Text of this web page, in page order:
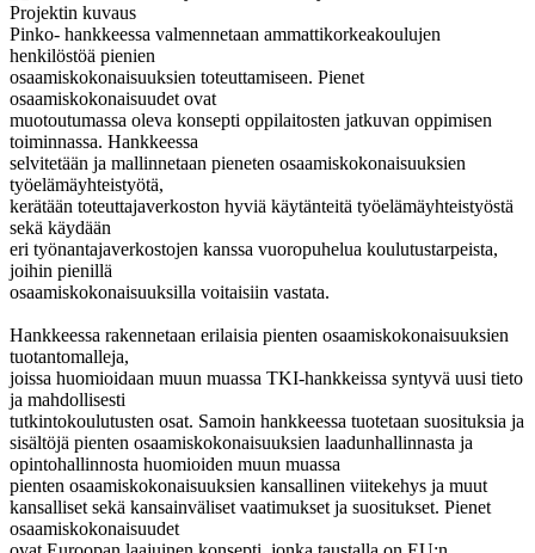
Projektin kuvaus
Pinko- hankkeessa valmennetaan ammattikorkeakoulujen
henkilöstöä pienien
osaamiskokonaisuuksien toteuttamiseen. Pienet
osaamiskokonaisuudet ovat
muotoutumassa oleva konsepti oppilaitosten jatkuvan oppimisen
toiminnassa. Hankkeessa
selvitetään ja mallinnetaan pieneten osaamiskokonaisuuksien
työelämäyhteistyötä,
kerätään toteuttajaverkoston hyviä käytänteitä työelämäyhteistyöstä
sekä käydään
eri työnantajaverkostojen kanssa vuoropuhelua koulutustarpeista,
joihin pienillä
osaamiskokonaisuuksilla voitaisiin vastata.
Hankkeessa rakennetaan erilaisia pienten osaamiskokonaisuuksien
tuotantomalleja,
joissa huomioidaan muun muassa TKI-hankkeissa syntyvä uusi tieto
ja mahdollisesti
tutkintokoulutusten osat. Samoin hankkeessa tuotetaan suosituksia ja
sisältöjä pienten osaamiskokonaisuuksien laadunhallinnasta ja
opintohallinnosta huomioiden muun muassa
pienten osaamiskokonaisuuksien kansallinen viitekehys ja muut
kansalliset sekä kansainväliset vaatimukset ja suositukset. Pienet
osaamiskokonaisuudet